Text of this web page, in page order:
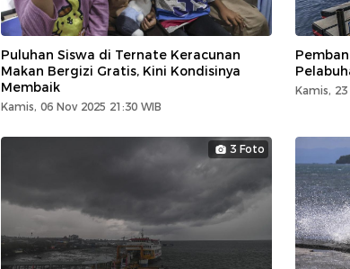
Puluhan Siswa di Ternate Keracunan
Makan Bergizi Gratis, Kini Kondisinya
Membaik
Kamis, 06 Nov 2025 21:30 WIB
Kamis,
3 Foto